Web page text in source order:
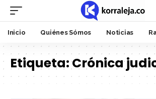
Inicio Quiénes Sómos Noticias
Etiqueta:Crónica